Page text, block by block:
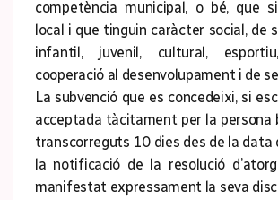
competència municipal, o bé, que
local i que tinguin caràcter social, de
infantil, juvenil, cultural,
cooperació al desenvolupament i de
La subvenció que es concedeixi, si
acceptada tàcitament per la persona
transcorreguts 10 dies des de la data
la notificació de la resolució
manifestat expressament la seva